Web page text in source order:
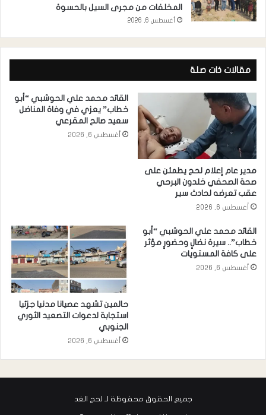
المخلفات من مجرى السيل بالحسوة
أغسطس 6, 2026
مقالات ذات صلة
مدير عام إعلام لحج يطمئن على
صحة الصحفي خلدون البرحي
عقب تعرضه لحادث سير
أغسطس 6, 2026
القائد محمد علي الحوشبي “أبو
خطاب” يعزي في وفاة المناضل
سعيد صالح المقرعي
أغسطس 6, 2026
القائد محمد علي الحوشبي “أبو
خطاب”.. سيرة نضالٍ وحضورٍ مؤثر
على كافة المستويات
أغسطس 6, 2026
حالمين تشهد عصيانا مدنيا جزئيا
استجابة لدعوات التصعيد الثوري
الجنوبي
أغسطس 6, 2026
جميع الحقوق محفوظة لـ لحج الغد